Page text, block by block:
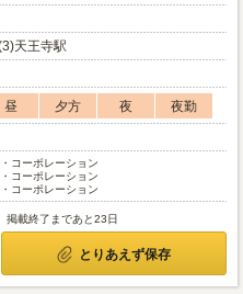
天王寺駅
昼 夕方 夜
夜勤
コーポレーション
コーポレーション
コーポレーション
掲載終了まであと23日
とりあえず保存